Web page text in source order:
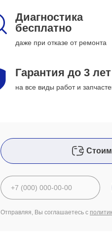
Диагностика
бесплатно
даже при отказе от ремонта
Гарантия до 3 лет
на все виды работ и
Отправляя, Вы соглашаетесь с